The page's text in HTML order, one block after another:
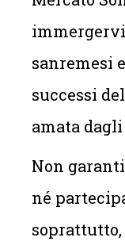
sanremesi
successi
amata
Non
né